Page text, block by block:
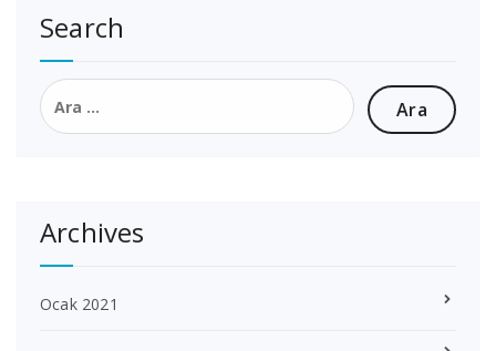
Search
Arama:
Archives
Ocak 2021